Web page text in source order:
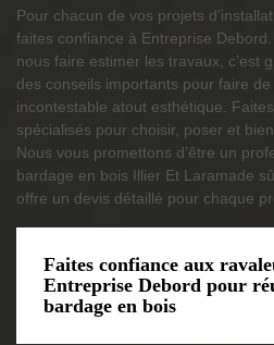
Pour chacun de vos projets
faites confiance à Entreprise
nous faire estimer les travaux, c’est
des conseils importants pour faire
incontestable atout esthétique.
spécialisés pour choisir, poser et
Nous vous promettons d’être un
bardage en bois Illier Et Laramade
offre un devis détaillé pour chaque
Faites confiance aux
Entreprise Debord pour
bardage en bois